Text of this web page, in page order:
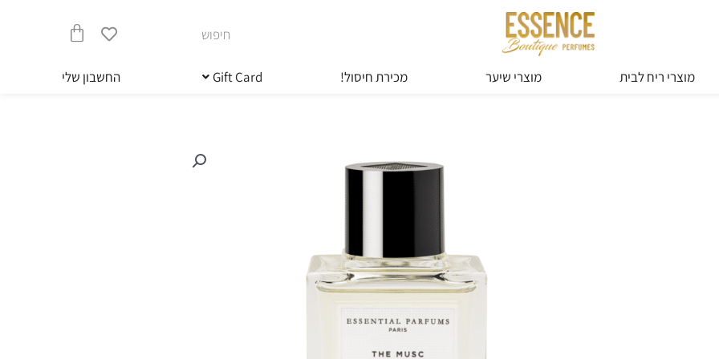
חיפוש
עגלת
קניות
מוצרי ריח לבית מוצרי שיער מכירת חיסול! Gift Card החשבון שלי